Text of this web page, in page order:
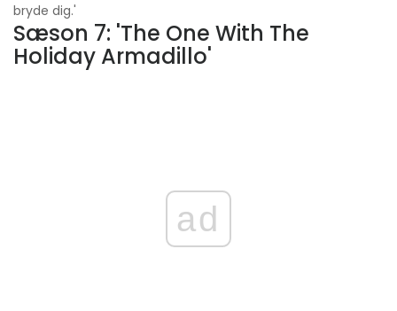
bryde dig.'
Sæson 7: 'The One With The
Holiday Armadillo'
ad